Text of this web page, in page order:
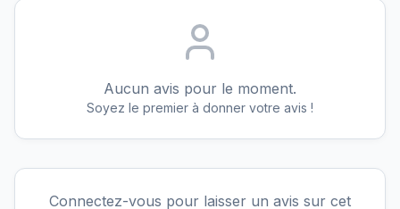
Aucun avis pour le moment.
Soyez le premier à donner votre avis !
Connectez-vous pour laisser un avis sur cet